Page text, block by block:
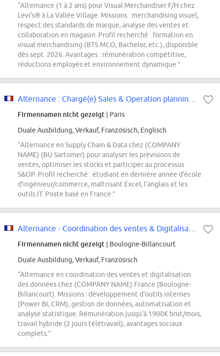
“Alternance (1 à 2 ans) pour Visual Merchandiser F/H chez
Levi's® à La Vallée Village. Missions : merchandising visuel,
respect des standards de marque, analyse des ventes et
collaboration en magasin. Profil recherché : formation en
visual merchandising (BTS MCO, Bachelor, etc.), disponible
dès sept. 2026. Avantages : rémunération compétitive,
réductions employés et environnement dynamique.”
Firmennamen nicht gezeigt | Paris
Duale Ausbildung, Verkauf, Französisch, Englisch
“Alternance en Supply Chain & Data chez (COMPANY
NAME) (BU Sartomer) pour analyser les prévisions de
ventes, optimiser les stocks et participer au processus
S&OP. Profil recherché : étudiant en dernière année d'école
d'ingénieur/commerce, maîtrisant Excel, l'anglais et les
outils IT. Poste basé en France.”
Firmennamen nicht gezeigt | Boulogne-Billancourt
Duale Ausbildung, Verkauf, Französisch
“Alternance en coordination des ventes et digitalisation
des données chez (COMPANY NAME) France (Boulogne-
Billancourt). Missions : développement d'outils internes
(Power BI, CRM), gestion de données, automatisation et
analyse statistique. Rémunération jusqu'à 1900€ brut/mois,
travail hybride (2 jours télétravail), avantages sociaux
complets.”